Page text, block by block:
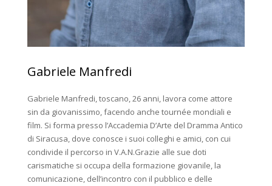
Gabriele Manfredi
Gabriele Manfredi, toscano, 26 anni, lavora come attore
sin da giovanissimo, facendo anche tournée mondiali e
film. Si forma presso l’Accademia D’Arte del Dramma Antico
di Siracusa, dove conosce i suoi colleghi e amici, con cui
condivide il percorso in V.A.N.Grazie alle sue doti
carismatiche si occupa della formazione giovanile, la
comunicazione, dell’incontro con il pubblico e delle